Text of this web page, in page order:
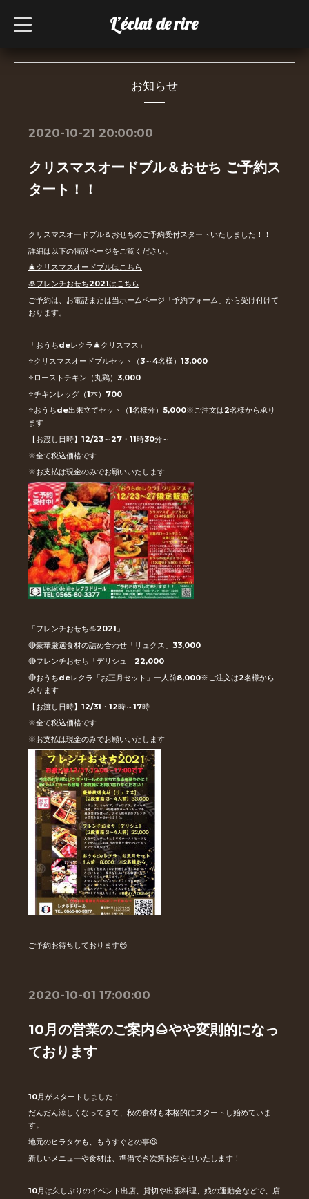
L’éclat de rire
t
o
l
お知らせ
2020-10-21 20:00:00
クリスマスオードブル＆おせち ご予約ス
タート！！
クリスマスオードブル＆おせちのご予約受付スタートいたしました！！
詳細は以下の特設ページをご覧ください。
🎄クリスマスオードブルはこちら
🎍フレンチおせち2021はこちら
ご予約は、お電話または当ホームページ「予約フォーム」から受け付けて
おります。
「おうちdeレクラ🎄クリスマス」
⭐️クリスマスオードブルセット（3～4名様）13,000
⭐️ローストチキン（丸鶏）3,000
⭐️チキンレッグ（1本）700
⭐️おうちde出来立てセット（1名様分）5,000※ご注文は2名様から承り
ます
【お渡し日時】12/23～27・11時30分～
※全て税込価格です
※お支払は現金のみでお願いいたします
「フレンチおせち🎍2021」
🔴豪華厳選食材の詰め合わせ「リュクス」33,000
🔴フレンチおせち「デリシュ」22,000
🔴おうちdeレクラ「お正月セット」一人前8,000※ご注文は2名様から
承ります
【お渡し日時】12/31・12時～17時
※全て税込価格です
※お支払は現金のみでお願いいたします
ご予約お待ちしております😊
2020-10-01 17:00:00
10月の営業のご案内🌰やや変則的になっ
ております
10月がスタートしました！
だんだん涼しくなってきて、秋の食材も本格的にスタートし始めていま
す。
地元のヒラタケも、もうすぐとの事😆
新しいメニューや食材は、準備でき次第お知らせいたします！
10月は久しぶりのイベント出店、貸切や出張料理、娘の運動会などで、店